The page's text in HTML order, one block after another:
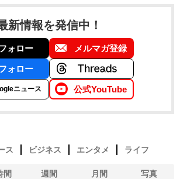
新情報を発信中！
ォロー メルマガ登録
ォロー
ニュース 公式YouTube
ス ビジネス エンタメ ライフ
間 週間 月間 写真